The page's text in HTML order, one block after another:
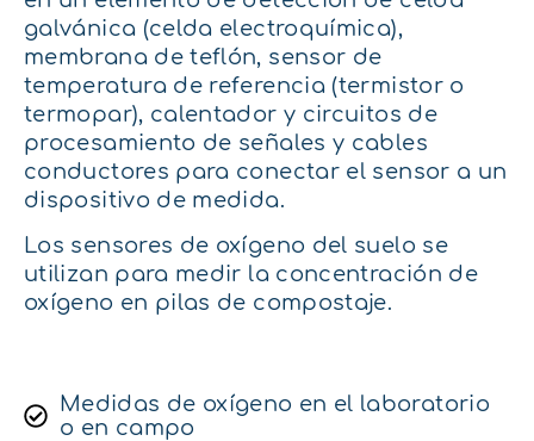
galvánica (celda electroquímica),
membrana de teflón, sensor de
temperatura de referencia (termistor o
termopar), calentador y circuitos de
procesamiento de señales y cables
conductores para conectar el sensor a un
dispositivo de medida.
Los sensores de oxígeno del suelo se
utilizan para medir la concentración de
oxígeno en pilas de compostaje.
Medidas de oxígeno en el laboratorio
o en campo